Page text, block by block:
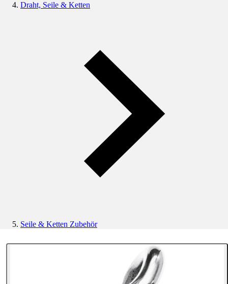
Draht, Seile & Ketten
Seile & Ketten Zubehör